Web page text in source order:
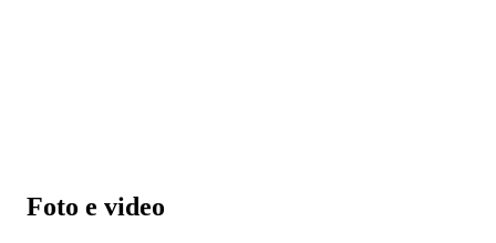
Foto e video